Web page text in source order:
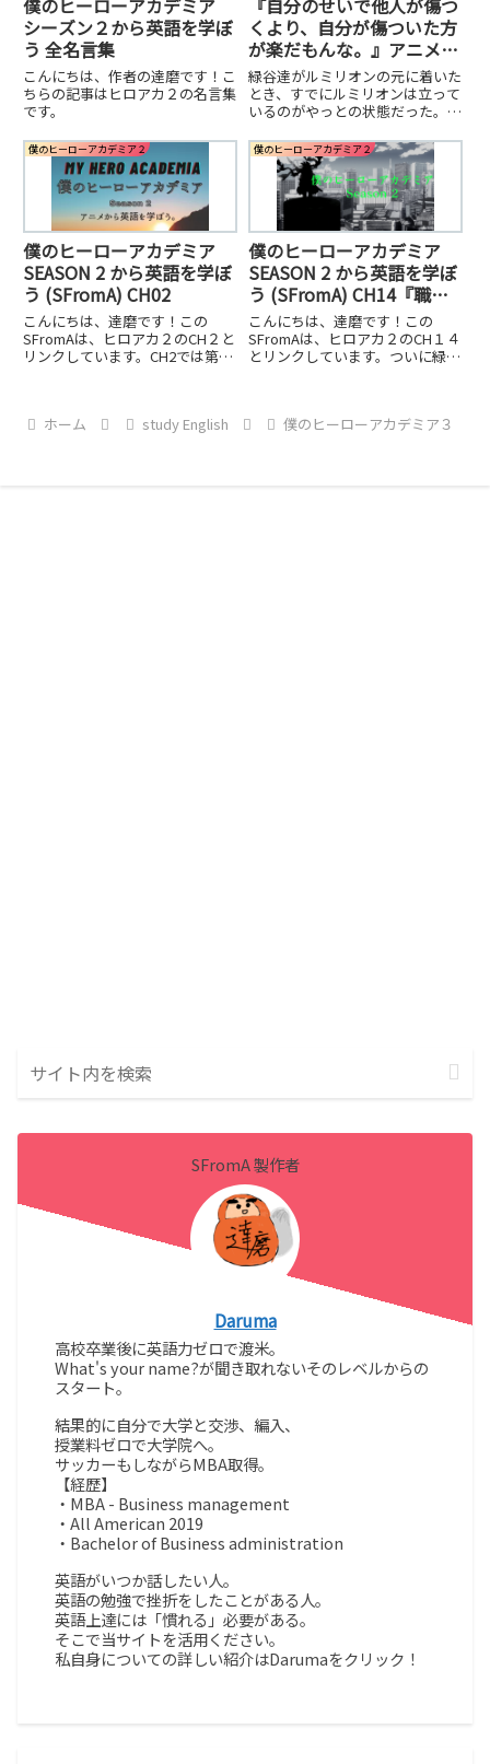
僕のヒーローアカデミア
シーズン２から英語を学ぼ
う 全名言集
こんにちは、作者の達磨です！こ
ちらの記事はヒロアカ２の名言集
です。
『自分のせいで他人が傷つ
くより、自分が傷ついた方
が楽だもんな。』アニメヒ
ロアカから英語の勉強。
SFromA – 12【ヒロアカ
４】
緑谷達がルミリオンの元に着いた
とき、すでにルミリオンは立って
いるのがやっとの状態だった。個
ンでえりちゃんを守り、サーナイ
トアイが治崎の相手をする
が、、、
僕のヒーローアカデミア２
僕のヒーローアカデミア
SEASON 2 から英語を学ぼ
う (SFromA) CH02
こんにちは、達磨です！この
SFromAは、ヒロアカ２のCH２と
リンクしています。CH2では第一
守ればなんでもあり。
僕のヒーローアカデミア２
僕のヒーローアカデミア
SEASON 2 から英語を学ぼ
う (SFromA) CH14『職場
体験』
こんにちは、達磨です！この
SFromAは、ヒロアカ２のCH１４
とリンクしています。ついに緑谷
たが、実際に戦い出すとめちゃめ
ホーム study English 僕のヒーローアカデミア３
SFromA 製作者
Daruma
高校卒業後に英語力ゼロで渡米。
What's your name?が聞き取れないそのレベルからの
スタート。
結果的に自分で大学と交渉、編入、
授業料ゼロで大学院へ。
サッカーもしながらMBA取得。
【経歴】
・MBA - Business management
・All American 2019
・Bachelor of Business administration
英語がいつか話したい人。
英語の勉強で挫折をしたことがある人。
英語上達には「慣れる」必要がある。
そこで当サイトを活用ください。
私自身についての詳しい紹介はDarumaをクリック！